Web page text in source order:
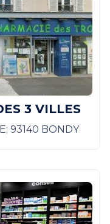
3 VILLES
93140 BONDY